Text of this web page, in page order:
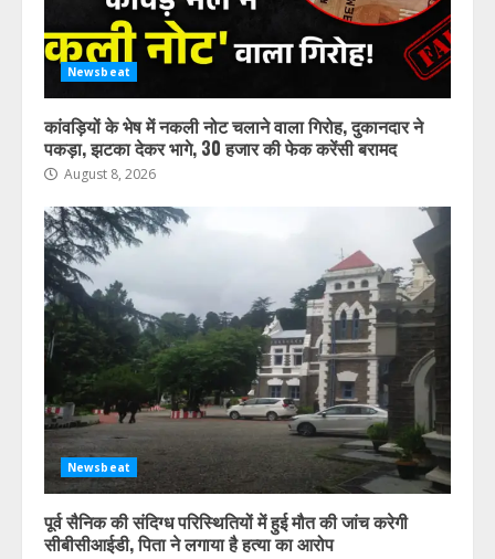
Newsbeat
कांवड़ियों के भेष में नकली नोट चलाने वाला गिरोह, दुकानदार ने
पकड़ा, झटका देकर भागे, 30 हजार की फेक करेंसी बरामद
August 8, 2026
Newsbeat
पूर्व सैनिक की संदिग्ध परिस्थितियों में हुई मौत की जांच करेगी
सीबीसीआईडी, पिता ने लगाया है हत्या का आरोप